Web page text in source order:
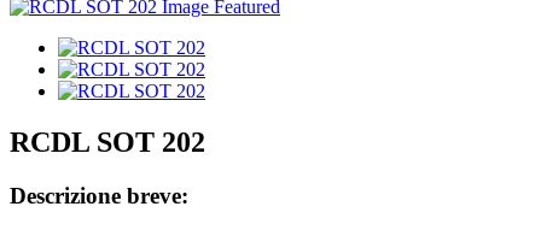
RCDL SOT 202
Descrizione breve: